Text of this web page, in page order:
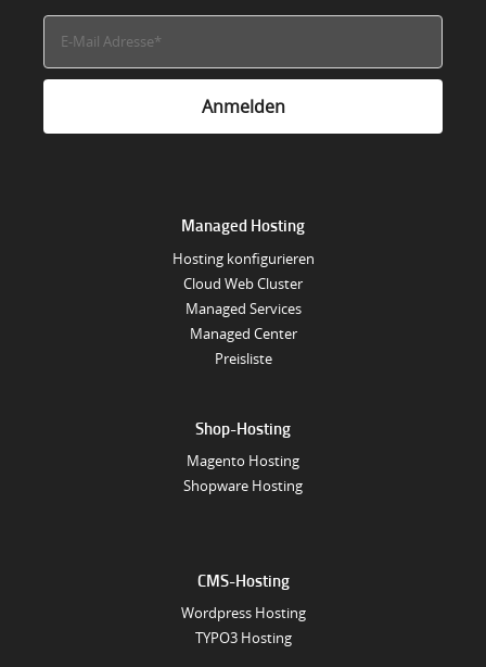
Managed Hosting
Hosting konfigurieren
Cloud Web Cluster
Managed Services
Managed Center
Preisliste
Shop-Hosting
Magento Hosting
Shopware Hosting
CMS-Hosting
Wordpress Hosting
TYPO3 Hosting